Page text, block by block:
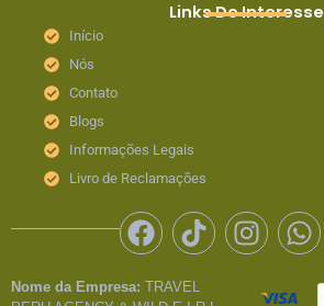
Links De Interesse
Início
Nós
Contato
Blogs
Informações Legais
Livro de Reclamações
F
a
c
T
i
k
I
n
W
h
Nome da Empresa: TRAVEL